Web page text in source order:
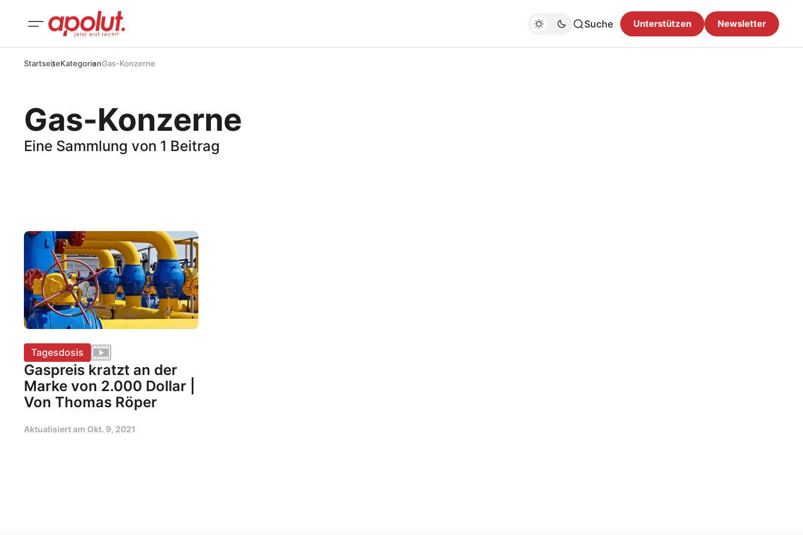
Suche Unterstützen Newsletter
StartseiteKategorienGas-Konzerne
Gas-Konzerne
Eine Sammlung von 1 Beitrag
Tagesdosis
Gaspreis kratzt an der
Marke von 2.000 Dollar |
Von Thomas Röper
Aktualisiert am Okt. 9, 2021